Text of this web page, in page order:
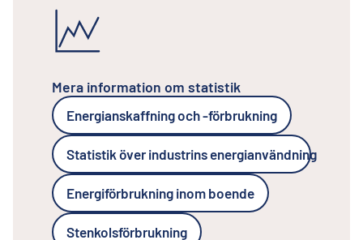
Mera information om statistik
Energianskaffning och -förbrukning
Statistik över industrins energianvändning
Energiförbrukning inom boende
Stenkolsförbrukning